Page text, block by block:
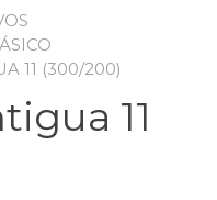
11 (300/200)
11